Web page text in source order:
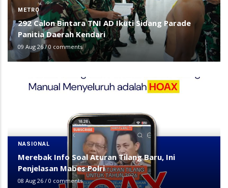
METRO
292 Calon Bintara TNI AD Ikuti Sidang Parade
Panitia Daerah Kendari
09 Aug 26/0 comments
NASIONAL
Merebak Info Soal Aturan Tilang Baru, Ini
Penjelasan Mabes Polri
08 Aug 26 / 0 comments